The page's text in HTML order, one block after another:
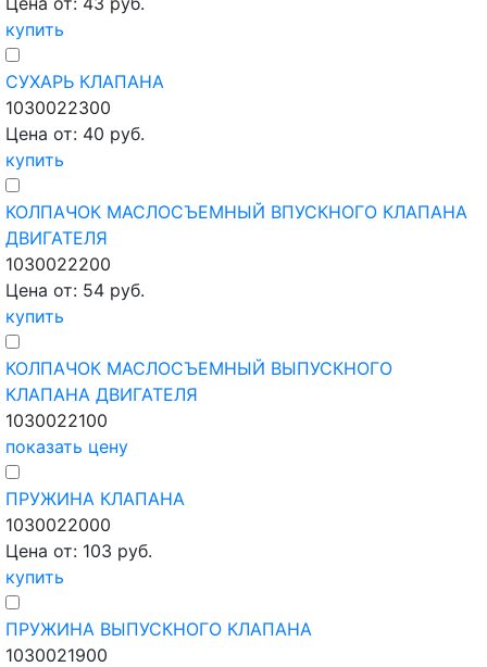
купить
СУХАРЬ КЛАПАНА
1030022300
Цена от: 40 руб.
купить
КОЛПАЧОК МАСЛОСЪЕМНЫЙ ВПУСКНОГО КЛАПАНА
ДВИГАТЕЛЯ
1030022200
Цена от: 54 руб.
купить
КОЛПАЧОК МАСЛОСЪЕМНЫЙ ВЫПУСКНОГО
КЛАПАНА ДВИГАТЕЛЯ
1030022100
показать цену
ПРУЖИНА КЛАПАНА
1030022000
Цена от: 103 руб.
купить
ПРУЖИНА ВЫПУСКНОГО КЛАПАНА
1030021900